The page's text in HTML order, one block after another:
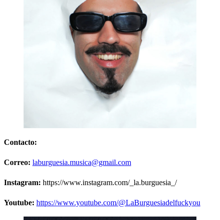
Contacto:
Correo: laburguesia.musica@gmail.com
Instagram: https://www.instagram.com/_la.burguesia_/
Youtube: https://www.youtube.com/@LaBurguesiadelfuckyou